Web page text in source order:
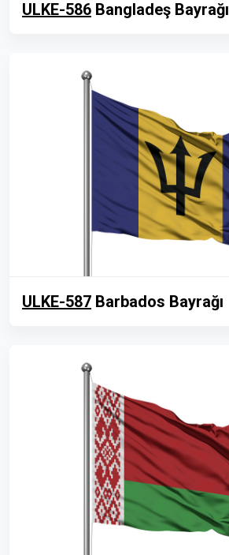
ULKE-586 Bangladeş Bayrağı
ULKE-587 Barbados Bayrağı